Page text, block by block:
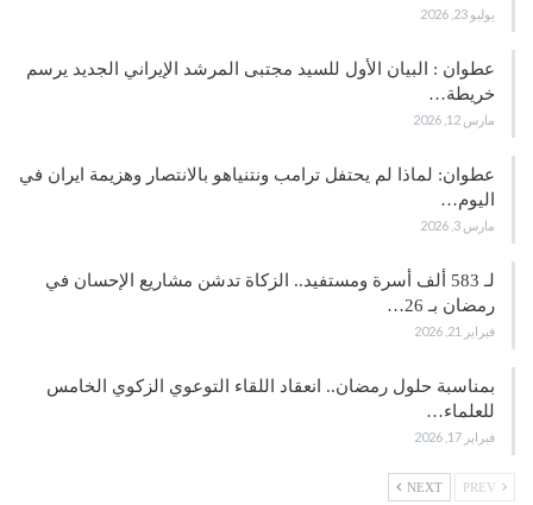
يوليو 23, 2026
عطوان : البيان الأول للسيد مجتبى المرشد الإيراني الجديد يرسم
خريطة…
مارس 12, 2026
عطوان: لماذا لم يحتفل ترامب ونتنياهو بالانتصار وهزيمة ايران في
اليوم…
مارس 3, 2026
لـ 583 ألف أسرة ومستفيد.. الزكاة تدشن مشاريع الإحسان في
رمضان بـ 26…
فبراير 21, 2026
بمناسبة حلول رمضان.. انعقاد اللقاء التوعوي الزكوي الخامس
للعلماء…
فبراير 17, 2026
NEXT